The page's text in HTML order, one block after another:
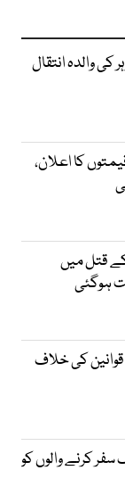
کی والدہ انتقال
کا اعلان،
کے قتل میں
ہوگئی
کی خلاف
سفر کرنے والوں کو